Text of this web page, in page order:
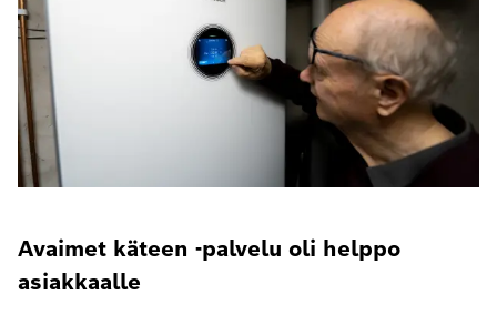
Avaimet käteen -palvelu oli helppo
asiakkaalle